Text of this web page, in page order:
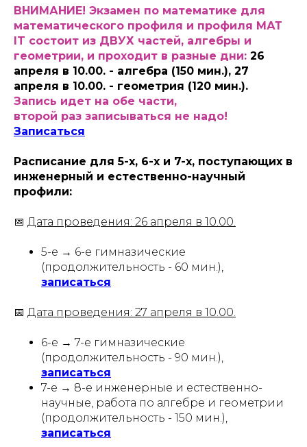
ВНИМАНИЕ! Экзамен по математике для
математического профиля и профиля МАТ
IT состоит из ДВУХ частей, алгебры и
геометрии, и проходит в разные дни: 26
апреля в 10.00. - алгебра (150 мин.), 27
апреля в 10.00. - геометрия (120 мин.).
Запись идет на обе части,
второй раз записываться не надо!
Записаться
Расписание для 5-х, 6-х и 7-х, поступающих в
инженерный и естественно-научный
профили:
📅 Дата проведения: 26 апреля в 10.00.
5-е → 6-е гимназические
(продолжительность - 60 мин.),
записаться
📅 Дата проведения: 27 апреля в 10.00.
6-е → 7-е гимназические
(продолжительность - 90 мин.),
записаться
7-е → 8-е инженерные и естественно-
научные, работа по алгебре и геометрии
(продолжительность - 150 мин.),
записаться